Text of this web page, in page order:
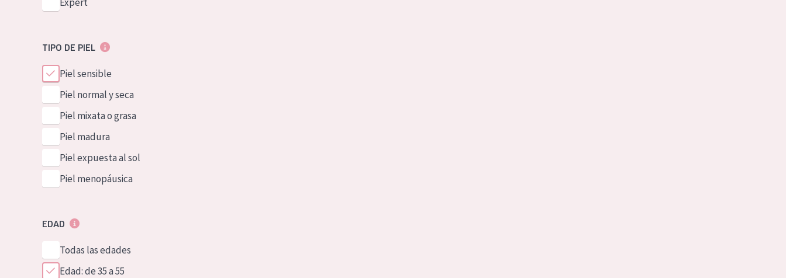
TIPO DE PIEL
Piel sensible
Piel normal y seca
Piel mixata o grasa
Piel madura
Piel expuesta al sol
Piel menopáusica
EDAD
Todas las edades
Edad: de 35 a 55